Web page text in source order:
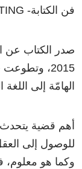
فن الكتابة- ZEIN IN THE ART OF WRITING”.
صدر الكتاب عن
2015،
الهامّة إلى اللغة
أهم قضية
للوصول إلى
وكما هو معلوم،